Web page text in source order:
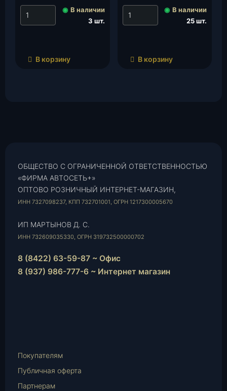
(3163-00-3710370-00),
шт.
◉ В наличии
3 шт.
В корзину
3710070), шт.
◉ В наличии
25 шт.
В корзину
ОБЩЕСТВО С ОГРАНИЧЕННОЙ ОТВЕТСТВЕННОСТЬЮ
«ФИРМА АВТОСЕТЬ+»
ОПТОВО РОЗНИЧНЫЙ ИНТЕРНЕТ-МАГАЗИН,
ИНН 7327098237, КПП 732701001, ОГРН 1217300005670
ИП МАРТЫНОВ Д. С.
ИНН 732609035330, ОГРН 319732500000702
8 (8422) 63-59-87 ~ Офис
8 (937) 986-777-6 ~ Интернет магазин
Mail
Покупателям
Публичная оферта
Партнерам